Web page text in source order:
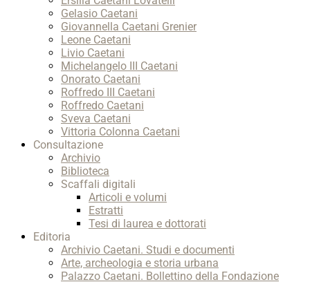
Gelasio Caetani
Giovannella Caetani Grenier
Leone Caetani
Livio Caetani
Michelangelo III Caetani
Onorato Caetani
Roffredo III Caetani
Roffredo Caetani
Sveva Caetani
Vittoria Colonna Caetani
Consultazione
Archivio
Biblioteca
Scaffali digitali
Articoli e volumi
Estratti
Tesi di laurea e dottorati
Editoria
Archivio Caetani. Studi e documenti
Arte, archeologia e storia urbana
Palazzo Caetani. Bollettino della Fondazione